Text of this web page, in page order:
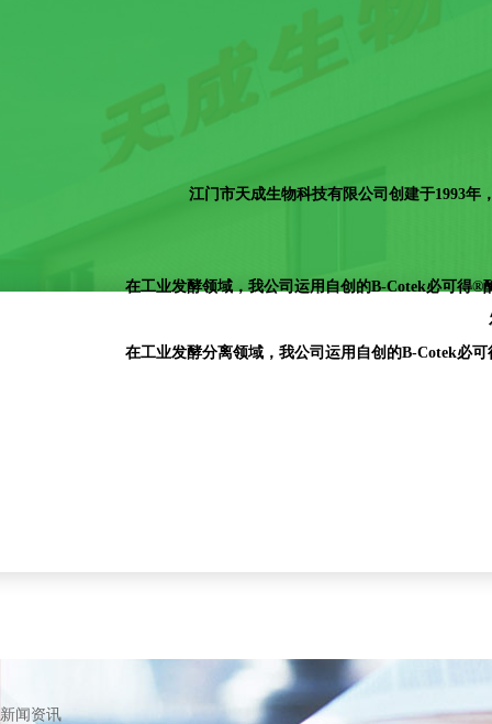
江门市天成生物科技有限公司创建于1993
在工业发酵领域，我公司运用自创的B-Cotek必可得
在工业发酵分离领域，我公司运用自创的B-Cotek必
新闻资讯